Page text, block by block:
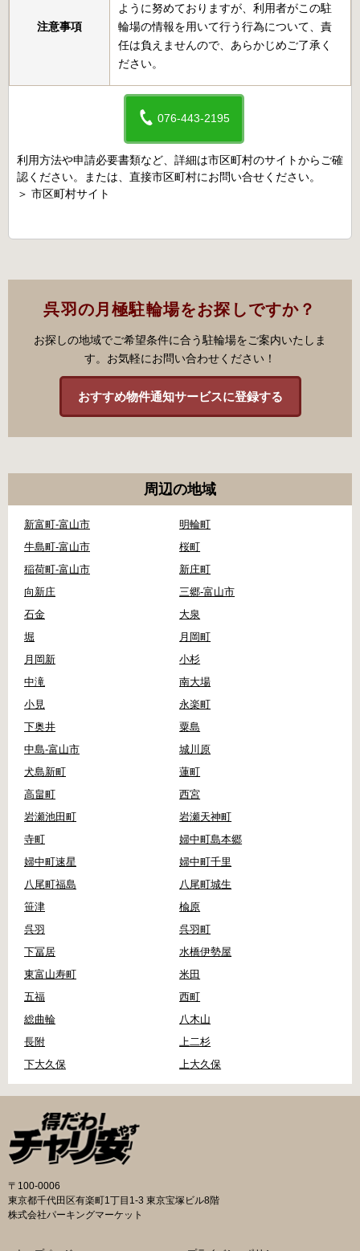
注意事項
ように努めておりますが、利用者がこの駐
輪場の情報を用いて行う行為について、責
任は負えませんので、あらかじめご了承く
ださい。
076-443-2195
利用方法や申請必要書類など、詳細は市区町村のサイトからご確
認ください。または、直接市区町村にお問い合せください。
＞ 市区町村サイト
呉羽の月極駐輪場をお探しですか？
お探しの地域でご希望条件に合う駐輪場をご案内いたしま
す。お気軽にお問い合わせください！
おすすめ物件通知サービスに登録する
周辺の地域
新富町-富山市
明輪町
牛島町-富山市
桜町
稲荷町-富山市
新庄町
向新庄
三郷-富山市
石金
大泉
堀
月岡町
月岡新
小杉
中滝
南大場
小見
永楽町
下奥井
粟島
中島-富山市
城川原
犬島新町
蓮町
高畠町
西宮
岩瀬池田町
岩瀬天神町
寺町
婦中町島本郷
婦中町速星
婦中町千里
八尾町福島
八尾町城生
笹津
楡原
呉羽
呉羽町
下冨居
水橋伊勢屋
東富山寿町
米田
五福
西町
総曲輪
八木山
長附
上二杉
下大久保
上大久保
〒100-0006
東京都千代田区有楽町1丁目1-3 東京宝塚ビル8階
株式会社パーキングマーケット